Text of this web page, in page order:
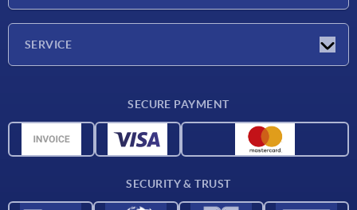
SERVICE
CAD data
SECURE PAYMENT
SECURITY & TRUST